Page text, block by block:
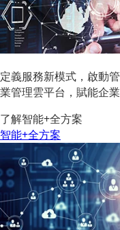
定義服務新模式，啟動
業管理雲平台，賦能企
了解智能+全方案
智能+全方案